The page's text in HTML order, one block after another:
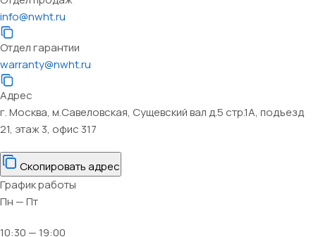
info@nwht.ru
Отдел гарантии
warranty@nwht.ru
Адрес
г. Москва, м.Савеловская, Сущевский вал д.5 стр.1А, подъезд
21, этаж 3, офис 317
Скопировать адрес
График работы
Пн — Пт
10:30 — 19:00